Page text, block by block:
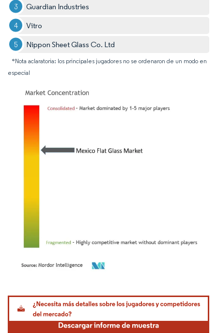
Guardian Industries
Vitro
Nippon Sheet Glass Co. Ltd
*Nota aclaratoria: los principales jugadores no se ordenaron de un modo en
especial
Imagen © Mordor Intelligence. El uso requiere atribución según CC BY 4.0.